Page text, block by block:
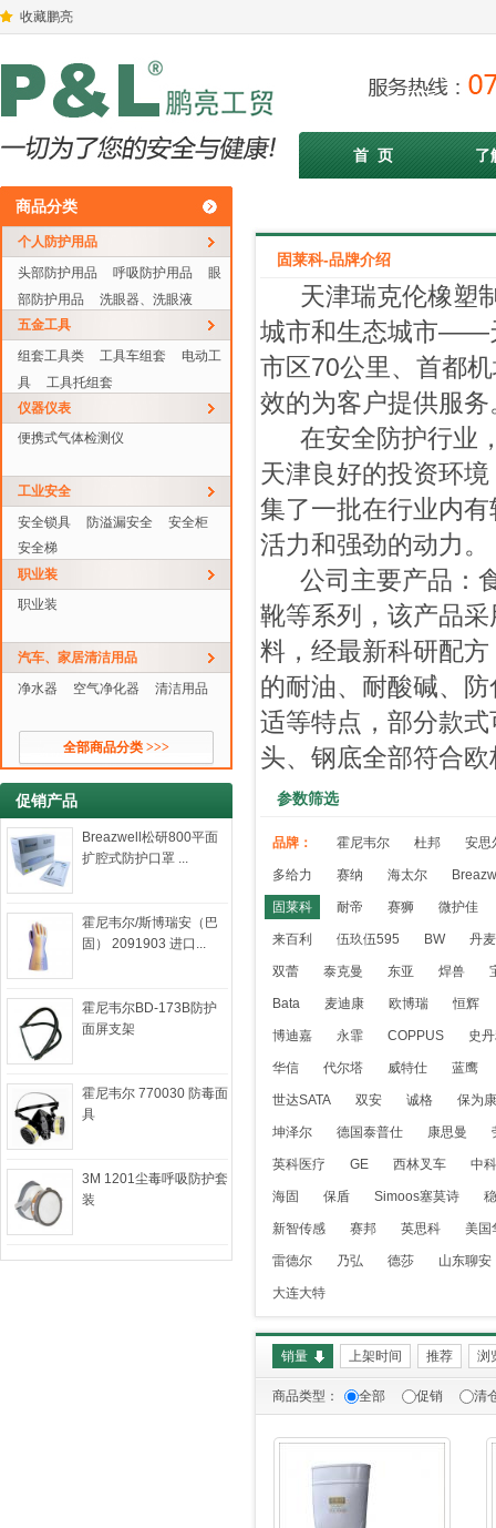
收藏鹏亮
首 页 了
商品分类
个人防护用品
头部防护用品
呼吸防护用品
眼
部防护用品
洗眼器、洗眼液
五金工具
组套工具类
工具车组套
电动工
具
工具托组套
仪器仪表
便携式气体检测仪
工业安全
安全锁具
防溢漏安全
安全柜
安全梯
职业装
职业装
汽车、家居清洁用品
净水器
空气净化器 清洁用品
全部商品分类 >>>
促销产品
Breazwell松研800平面
扩腔式防护口罩 ...
霍尼韦尔/斯博瑞安（巴
固） 2091903 进口...
霍尼韦尔BD-173B防护
面屏支架
霍尼韦尔 770030 防毒面
具
3M 1201尘毒呼吸防护套
装
固莱科-品牌介绍
天津瑞克伦橡塑制
城市和生态城市——
市区70公里、首都
效的为客户提供服务
在安全防护行业，
天津良好的投资环
集了一批在行业内
活力和强劲的动力。
公司主要产品：食
靴等系列，该产品
料，经最新科研配
的耐油、耐酸碱、
适等特点，部分款
头、钢底全部符合
参数筛选
品牌： 霍尼韦尔 杜邦 安思
多给力 赛纳 海太尔
固莱科 耐帝 赛狮 微护佳
来百利 伍玖伍595 BW 丹
双蕾 泰克曼 东亚 焊兽
Bata 麦迪康 欧博瑞 恒辉
博迪嘉 永霏 COPPUS 史
华信 代尔塔 威特仕 蓝鹰
世达SATA 双安 诚格 保为康
坤泽尔 德国泰普仕 康思曼
英科医疗 GE 西林叉车 中
海固 保盾 Simoos塞莫诗
新智传感 赛邦 英思科 美国
雷德尔 乃弘 德莎 山东聊安
大连大特
销量 上架时间 推荐 浏
商品类型： 全部 促销 清